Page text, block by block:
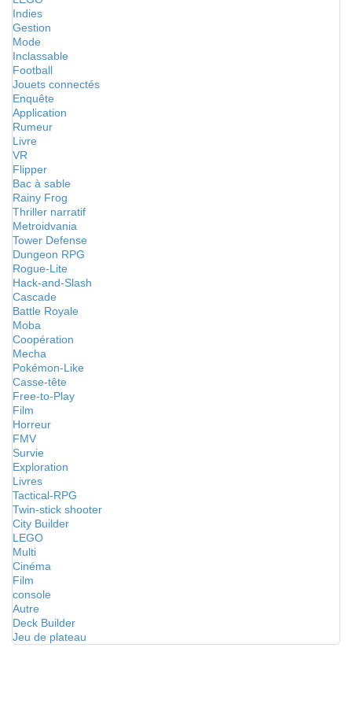
Indies
Gestion
Mode
Inclassable
Football
Jouets connectés
Enquête
Application
Rumeur
Livre
VR
Flipper
Bac à sable
Rainy Frog
Thriller narratif
Metroidvania
Tower Defense
Dungeon RPG
Rogue-Lite
Hack-and-Slash
Cascade
Battle Royale
Moba
Coopération
Mecha
Pokémon-Like
Casse-tête
Free-to-Play
Film
Horreur
FMV
Survie
Exploration
Livres
Tactical-RPG
Twin-stick shooter
City Builder
LEGO
Multi
Cinéma
Film
console
Autre
Deck Builder
Jeu de plateau